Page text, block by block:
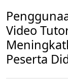
Video
Peserta